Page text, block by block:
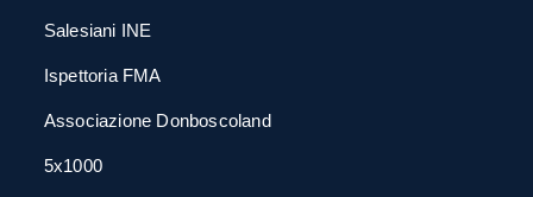
Salesiani INE
Ispettoria FMA
Associazione Donboscoland
5x1000